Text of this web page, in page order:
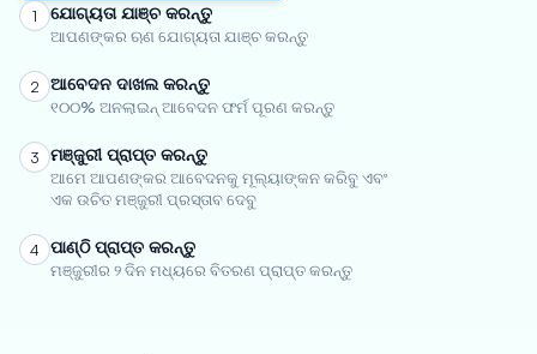
1 ଯୋଗ୍ୟତା ଯାଞ୍ଚ କରନ୍ତୁ
ଆପଣଙ୍କର ଋଣ ଯୋଗ୍ୟତା ଯାଞ୍ଚ କରନ୍ତୁ
2 ଆବେଦନ ଦାଖଲ କରନ୍ତୁ
୧୦୦% ଅନଲାଇନ୍ ଆବେଦନ ଫର୍ମ ପୂରଣ କରନ୍ତୁ
3 ମଞ୍ଜୁରୀ ପ୍ରାପ୍ତ କରନ୍ତୁ
ଆମେ ଆପଣଙ୍କର ଆବେଦନକୁ ମୂଲ୍ୟାଙ୍କନ କରିବୁ ଏବଂ
ଏକ ଉଚିତ ମଞ୍ଜୁରୀ ପ୍ରସ୍ତାବ ଦେବୁ
4 ପାଣ୍ଠି ପ୍ରାପ୍ତ କରନ୍ତୁ
ମଞ୍ଜୁରୀର ୨ ଦିନ ମଧ୍ୟରେ ବିତରଣ ପ୍ରାପ୍ତ କରନ୍ତୁ